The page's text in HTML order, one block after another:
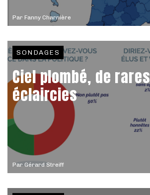
Par Fanny Charnière
Par Gérard Streiff
SONDAGES
Ciel plombé, de rares
éclaircies